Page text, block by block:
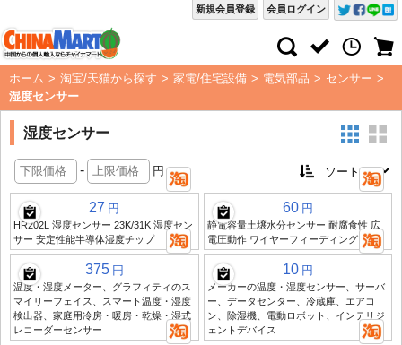
会員ログイン
新規会員登録
ホーム > 淘宝/天猫から探す > 家電/住宅設備 > 電気部品 > センサー >
湿度センサー
湿度センサー
- 円
27 円
HR202L 湿度センサー 23K/31K 湿度セン
サー 安定性能半導体湿度チップ
60 円
静電容量土壌水分センサー 耐腐食性 広
電圧動作 ワイヤーフィーディング
375 円
温度・湿度メーター、グラフィティのス
マイリーフェイス、スマート温度・湿度
検出器、家庭用冷房・暖房・乾燥・湿式
レコーダーセンサー
10 円
メーカーの温度・湿度センサー、サーバ
ー、データセンター、冷蔵庫、エアコ
ン、除湿機、電動ロボット、インテリジ
ェントデバイス